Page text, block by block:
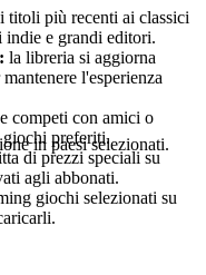
titoli più recenti ai classici
e grandi editori.
la libreria si aggiorna
l'esperienza
competi con amici o
preferiti.
di prezzi speciali su
agli abbonati.
giochi selezionati su
in paesi selezionati.